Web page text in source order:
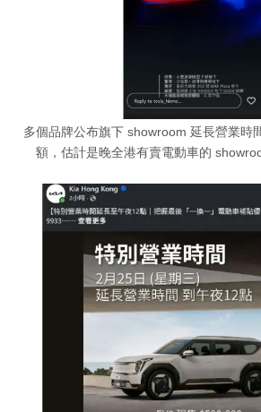
多個品牌公布旗下 showroom 延長營業時
額，估計是晚全港有賣電動車的